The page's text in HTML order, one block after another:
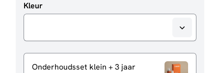
Kleur
Onderhoudsset klein + 3 jaar